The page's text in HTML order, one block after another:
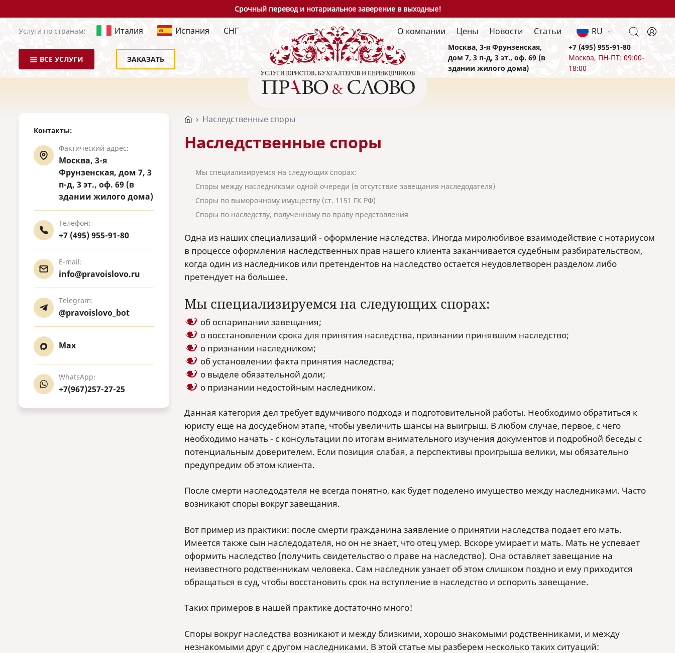
Срочный перевод и нотариальное заверение в выходные!
Услуги по странам: Италия Испания СНГ
ВСЕ УСЛУГИ ЗАКАЗАТЬ
О компании Цены Новости Статьи RU
Москва, 3-я Фрунзенская,
дом 7, 3 п-д, 3 эт., оф. 69 (в
здании жилого дома)
+7 (495) 955-91-80
Москва, ПН-ПТ: 09:00-
18:00
Контакты:
Фактический адрес:
Москва, 3-я
Фрунзенская, дом 7, 3
п-д, 3 эт., оф. 69 (в
здании жилого дома)
Телефон:
+7 (495) 955-91-80
E-mail:
info@pravoislovo.ru
Telegram:
@pravoislovo_bot
Max
WhatsApp:
+7(967)257-27-25
Наследственные споры
Наследственные споры
Мы специализируемся на следующих спорах:
Споры между наследниками одной очереди (в отсутствие завещания наследодателя)
Споры по выморочному имуществу (ст. 1151 ГК РФ)
Споры по наследству, полученному по праву представления
Одна из наших специализаций - оформление наследства. Иногда миролюбивое взаимодействие с нотариусом
в процессе оформления наследственных прав нашего клиента заканчивается судебным разбирательством,
когда один из наследников или претендентов на наследство остается неудовлетворен разделом либо
претендует на большее.
Мы специализируемся на следующих спорах:
об оспаривании завещания;
о восстановлении срока для принятия наследства, признании принявшим наследство;
о признании наследником;
об установлении факта принятия наследства;
о выделе обязательной доли;
о признании недостойным наследником.
Данная категория дел требует вдумчивого подхода и подготовительной работы. Необходимо обратиться к
юристу еще на досудебном этапе, чтобы увеличить шансы на выигрыш. В любом случае, первое, с чего
необходимо начать - с консультации по итогам внимательного изучения документов и подробной беседы с
потенциальным доверителем. Если позиция слабая, а перспективы проигрыша велики, мы обязательно
предупредим об этом клиента.
После смерти наследодателя не всегда понятно, как будет поделено имущество между наследниками. Часто
возникают споры вокруг завещания.
Вот пример из практики: после смерти гражданина заявление о принятии наследства подает его мать.
Имеется также сын наследодателя, но он не знает, что отец умер. Вскоре умирает и мать. Мать не успевает
оформить наследство (получить свидетельство о праве на наследство). Она оставляет завещание на
неизвестного родственникам человека. Сам наследник узнает об этом слишком поздно и ему приходится
обращаться в суд, чтобы восстановить срок на вступление в наследство и оспорить завещание.
Таких примеров в нашей практике достаточно много!
Споры вокруг наследства возникают и между близкими, хорошо знакомыми родственниками, и между
незнакомыми друг с другом наследниками. В этой статье мы разберем несколько таких ситуаций: